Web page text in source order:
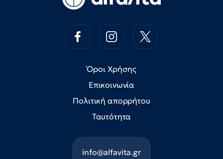
Όροι Χρήσης
Επικοινωνία
Πολιτική απορρήτου
Ταυτότητα
info@alfavita.gr